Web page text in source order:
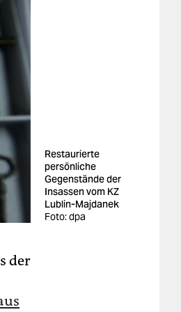
Restaurierte
persönliche
Gegenstände der
Insassen vom KZ
Lublin-Majdanek
Foto: dpa
der